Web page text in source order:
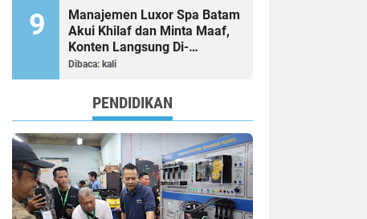
Manajemen Luxor Spa Batam
Akui Khilaf dan Minta Maaf,
Konten Langsung Di-
Takedown
Dibaca: kali
PENDIDIKAN